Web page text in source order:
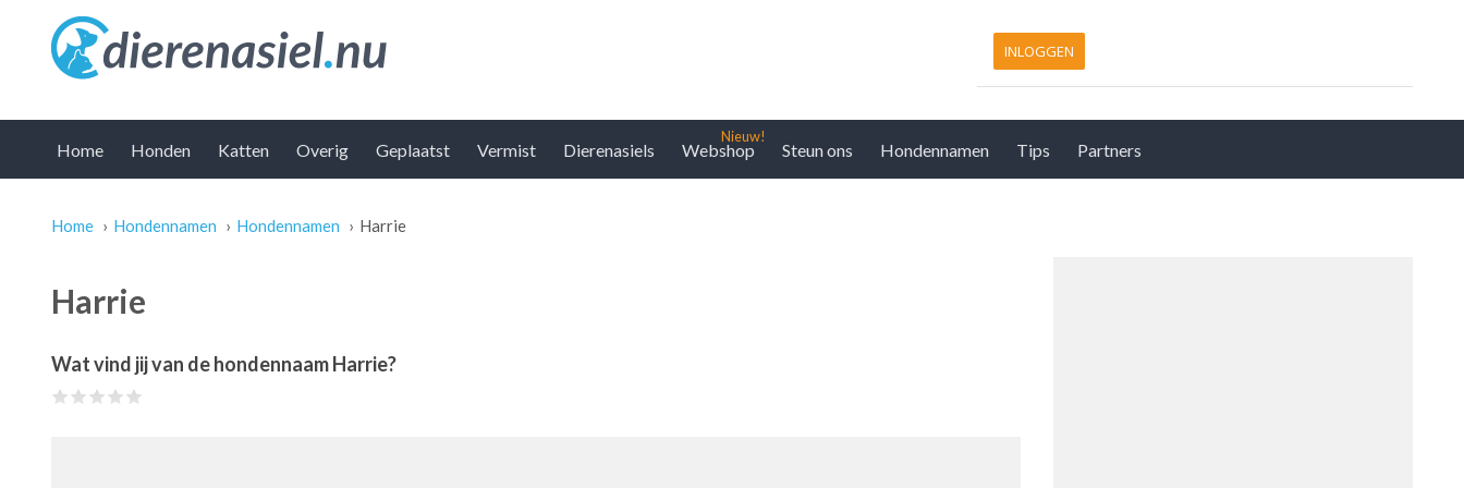
INLOGGEN
Home Honden Katten Overig Geplaatst Vermist Dierenasiels Webshop Steun ons Hondennamen Tips Partners
U bent hier
Home › Hondennamen › Hondennamen › Harrie
Harrie
Wat vind jij van de hondennaam Harrie?